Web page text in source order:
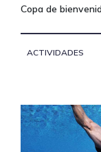
Copa de
ACTIVIDADES